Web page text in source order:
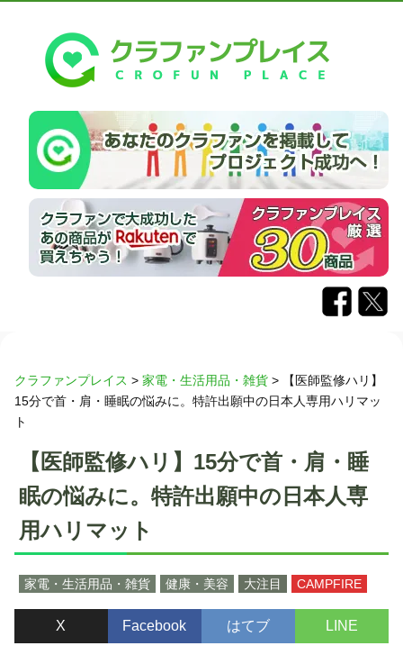
クラファンプレイス > 家電・生活用品・雑貨 >
【医師監修ハリ】
15分で首・肩・睡眠の悩みに。特許出願中の日本人専用ハリマッ
ト
【医師監修ハリ】15分で首・肩・睡
眠の悩みに。特許出願中の日本人専
用ハリマット
家電・生活用品・雑貨 健康・美容 大注目 CAMPFIRE
X Facebook はてブ LINE